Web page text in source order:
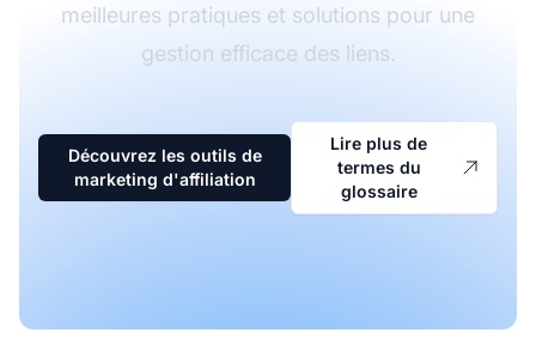
meilleures pratiques et solutions pour une
gestion efficace des liens.
Découvrez les outils de
marketing d'affiliation
Lire plus de
termes du
glossaire